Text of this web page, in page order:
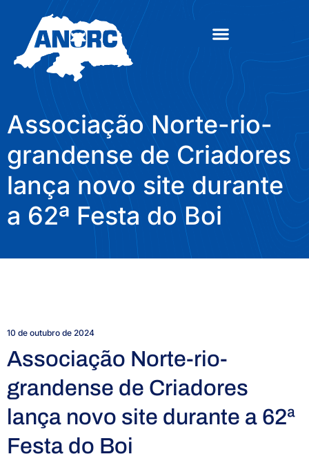
Associação Norte-rio-
grandense de Criadores
lança novo site durante
a 62ª Festa do Boi
10 de outubro de 2024
Associação Norte-rio-
grandense de Criadores
lança novo site durante a 62ª
Festa do Boi